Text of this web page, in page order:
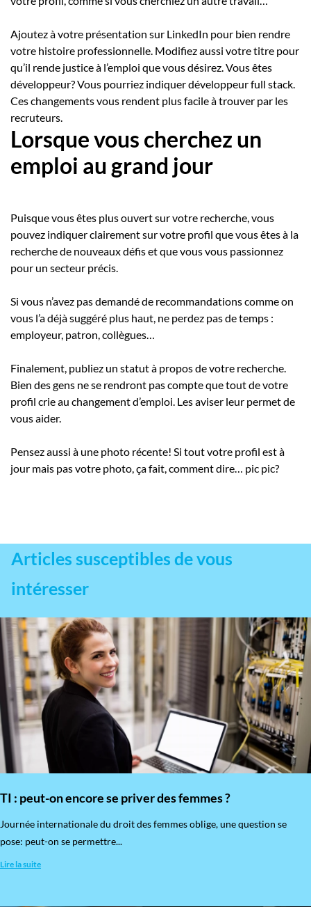
Ajoutez à votre présentation sur LinkedIn pour bien rendre
votre histoire professionnelle. Modifiez aussi votre titre pour
qu’il rende justice à l’emploi que vous désirez. Vous êtes
développeur? Vous pourriez indiquer développeur full stack.
Ces changements vous rendent plus facile à trouver par les
recruteurs.
Lorsque vous cherchez un
emploi au grand jour
Puisque vous êtes plus ouvert sur votre recherche, vous
pouvez indiquer clairement sur votre profil que vous êtes à la
recherche de nouveaux défis et que vous vous passionnez
pour un secteur précis.
Si vous n’avez pas demandé de recommandations comme on
vous l’a déjà suggéré plus haut, ne perdez pas de temps :
employeur, patron, collègues…
Finalement, publiez un statut à propos de votre recherche.
Bien des gens ne se rendront pas compte que tout de votre
profil crie au changement d’emploi. Les aviser leur permet de
vous aider.
Pensez aussi à une photo récente! Si tout votre profil est à
jour mais pas votre photo, ça fait, comment dire… pic pic?
Articles susceptibles de vous
intéresser
TI : peut-on encore se priver des femmes ?
​Journée internationale du droit des femmes oblige, une question se
pose: peut-on se permettre...
Lire la suite